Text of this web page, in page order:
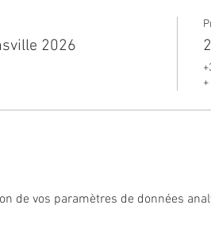
2026
de vos paramètres de données